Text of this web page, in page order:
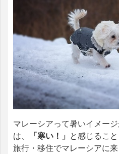
マレーシアって暑いイメー
は、
「寒い！」 と感じること
旅行・移住でマレーシアに